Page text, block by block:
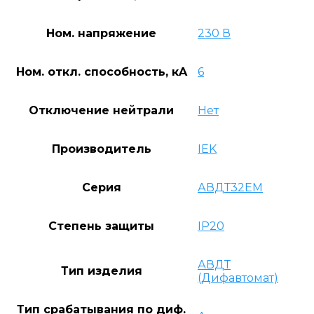
Ном. напряжение 230 В
Ном. откл. способность, кA 6
Отключение нейтрали Нет
Производитель IEK
Серия АВДТ32EM
Степень защиты IP20
Тип изделия
АВДТ
(Дифавтомат)
Тип срабатывания по диф.